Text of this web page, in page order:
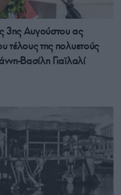
3ης Αυγούστου ας
τέλους της πολυετούς
Βασίλη Γιαϊλαλί